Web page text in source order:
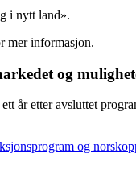
i nytt land».
mer informasjon.
og
år etter avsluttet
og